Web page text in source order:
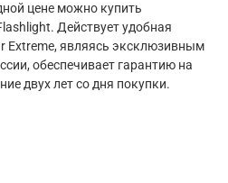
цене можно купить
Действует удобная
Extreme, являясь эксклюзивным
обеспечивает гарантию на
двух лет со дня покупки.